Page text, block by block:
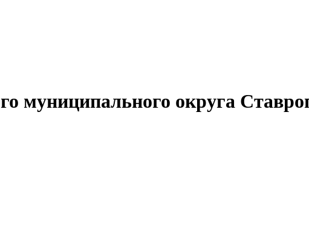
муниципального округа